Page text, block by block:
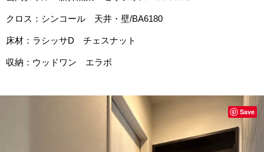
クロス：シンコール 天井・壁/BA6180
床材：ラシッサD チェスナット
収納：ウッドワン エラボ
Save